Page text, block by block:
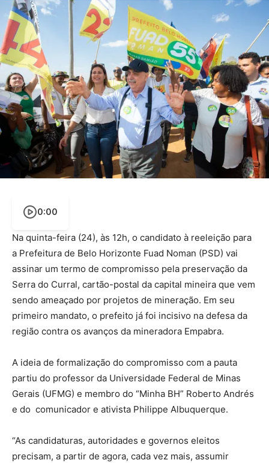
0:00
Na quinta-feira (24), às 12h, o candidato à reeleição para
a Prefeitura de Belo Horizonte Fuad Noman (PSD) vai
assinar um termo de compromisso pela preservação da
Serra do Curral, cartão-postal da capital mineira que vem
sendo ameaçado por projetos de mineração. Em seu
primeiro mandato, o prefeito já foi incisivo na defesa da
região contra os avanços da mineradora Empabra.
A ideia de formalização do compromisso com a pauta
partiu do professor da Universidade Federal de Minas
Gerais (UFMG) e membro do “Minha BH” ⁠Roberto Andrés
e do comunicador e ativista Philippe Albuquerque.
“As candidaturas, autoridades e governos eleitos
precisam, a partir de agora, cada vez mais, assumir